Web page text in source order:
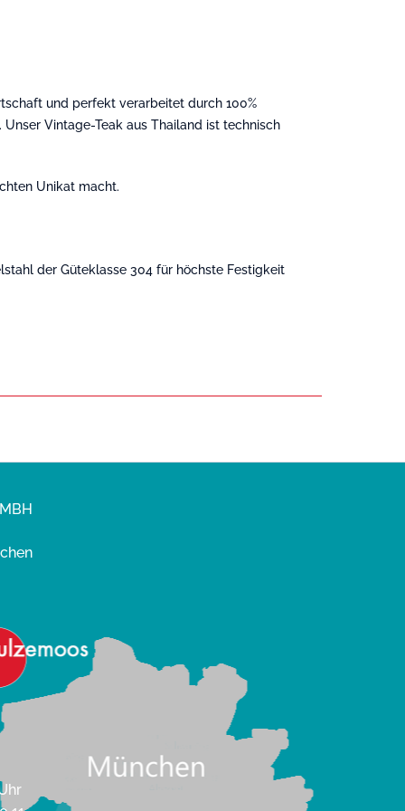
und perfekt verarbeitet durch 100%
Vintage-Teak aus Thailand ist technisch
Unikat macht.
der Güteklasse 304 für höchste Festigkeit